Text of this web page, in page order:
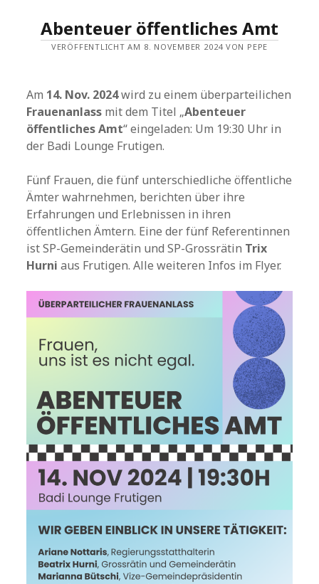
Abenteuer öffentliches Amt
VERÖFFENTLICHT AM 8. NOVEMBER 2024 VON PEPE
Am 14. Nov. 2024wird zu einem überparteilichen
Frauenanlass mit dem Titel „Abenteuer
öffentliches Amt“ eingeladen: Um 19:30 Uhr in
der Badi Lounge Frutigen.
Fünf Frauen, die fünf unterschiedliche öffentliche
Ämter wahrnehmen, berichten über ihre
Erfahrungen und Erlebnissen in ihren
öffentlichen Ämtern. Eine der fünf Referentinnen
ist SP-Gemeinderätin und SP-Grossrätin Trix
Hurniaus Frutigen. Alle weiteren Infos im Flyer.